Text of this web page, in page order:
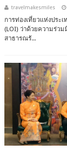
travelmakesmiles
การท่องเที่ยวแห่งประ
(LOI) ว่าด้วยความร่ว
สาธารณรั...